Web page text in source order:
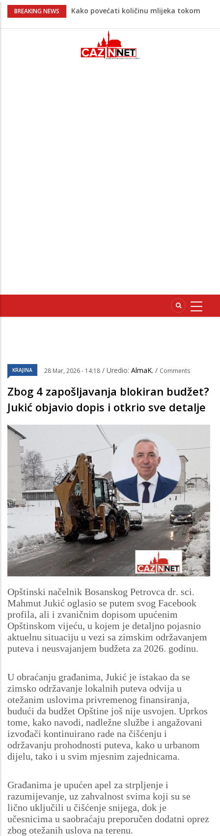
BREAKING NEWS
Kako povećati količinu mlijeka tokom
Evo kad i evo gdje nema struje u Krajini
narednih dana
KRAJINA 28 Mar, 2026 - 14:18 / Uredio: AlmaK. / Comments
Zbog 4 zapošljavanja blokiran budžet?
Jukić objavio dopis i otkrio sve detalje
Opštinski načelnik Bosanskog Petrovca dr. sci.
Mahmut Jukić oglasio se putem svog Facebook
profila, ali i zvaničnim dopisom upućenim
Opštinskom vijeću, u kojem je detaljno pojasnio
aktuelnu situaciju u vezi sa zimskim održavanjem
puteva i neusvajanjem budžeta za 2026. godinu.
U obraćanju građanima, Jukić je istakao da se
zimsko održavanje lokalnih puteva odvija u
otežanim uslovima privremenog finansiranja,
budući da budžet Opštine još nije usvojen. Uprkos
tome, kako navodi, nadležne službe i angažovani
izvođači kontinuirano rade na čišćenju i
održavanju prohodnosti puteva, kako u urbanom
dijelu, tako i u svim mjesnim zajednicama.
Građanima je upućen apel za strpljenje i
razumijevanje, uz zahvalnost svima koji su se
lično uključili u čišćenje snijega, dok je
učesnicima u saobraćaju preporučen dodatni oprez
zbog otežanih uslova na terenu.